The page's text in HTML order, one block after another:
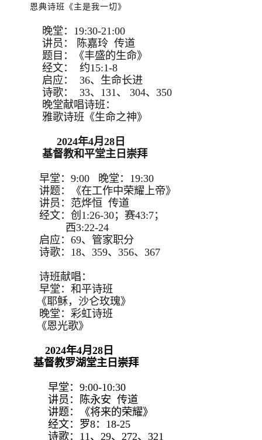
恩典诗班《主是我一切》
晚堂：19:30-21:00
讲员： 陈嘉玲 传道
题目：《丰盛的生命》
经文： 约15:1-8
启应： 36、生命长进
诗歌： 33、131、 304、350
晚堂献唱诗班：
雅歌诗班《生命之神》
2024年4月28日
基督教和平堂主日崇拜
早堂：9:00 晚堂：19:30
讲题：《在工作中荣耀上帝》
讲员：范烨恒 传道
经文：创1:26-30；赛43:7；
西3:22-24
启应：69、管家职分
诗歌：18、359、356、367
诗班献唱：
早堂：和平诗班
《耶稣，沙仑玫瑰》
晚堂：彩虹诗班
《恩光歌》
2024年4月28日
基督教罗湖堂主日崇拜
早堂：9:00-10:30
讲员：陈永安 传道
讲题：《将来的荣耀》
经文：罗8：18-25
诗歌：11、29、272、321